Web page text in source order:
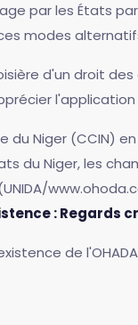
par les États
modes
d'un droit
Niger (CCIN)
du Niger, les
:
de